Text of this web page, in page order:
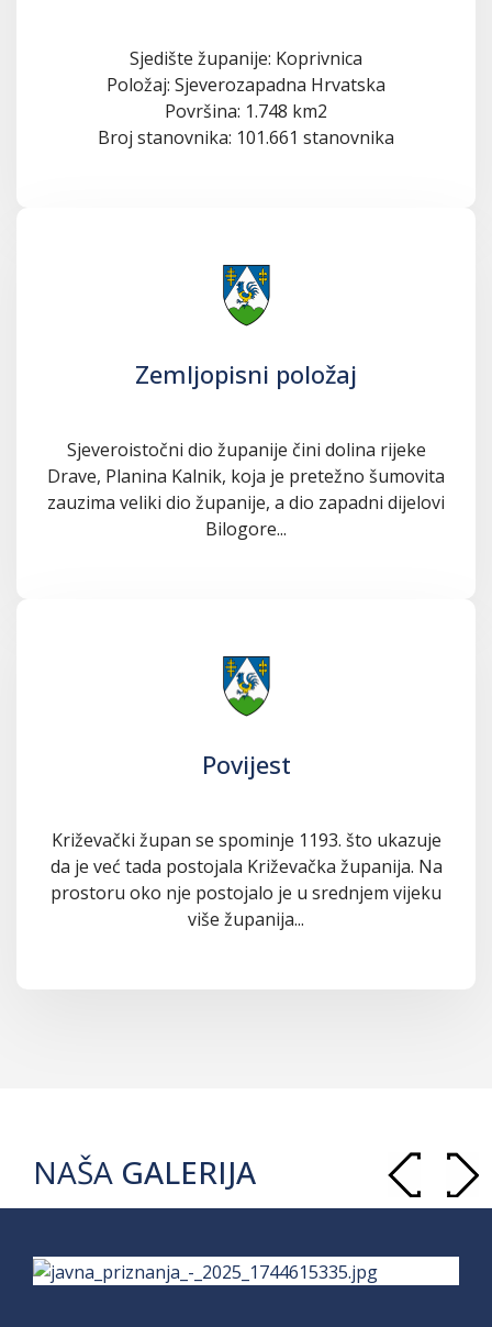
Sjedište županije: Koprivnica
Položaj: Sjeverozapadna Hrvatska
Površina: 1.748 km2
Broj stanovnika: 101.661 stanovnika
Zemljopisni položaj
Sjeveroistočni dio županije čini dolina rijeke
Drave, Planina Kalnik, koja je pretežno šumovita
zauzima veliki dio županije, a dio zapadni dijelovi
Bilogore...
Povijest
Križevački župan se spominje 1193. što ukazuje
da je već tada postojala Križevačka županija. Na
prostoru oko nje postojalo je u srednjem vijeku
više županija...
NAŠA GALERIJA